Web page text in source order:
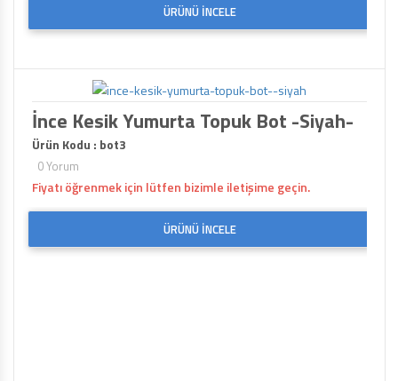
ÜRÜNÜ İNCELE
İnce Kesik Yumurta Topuk Bot -Siyah-
Ürün Kodu : bot3
0 Yorum
Fiyatı öğrenmek için lütfen bizimle iletişime geçin.
ÜRÜNÜ İNCELE